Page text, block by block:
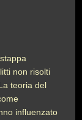
non risolti
teoria del
influenzato